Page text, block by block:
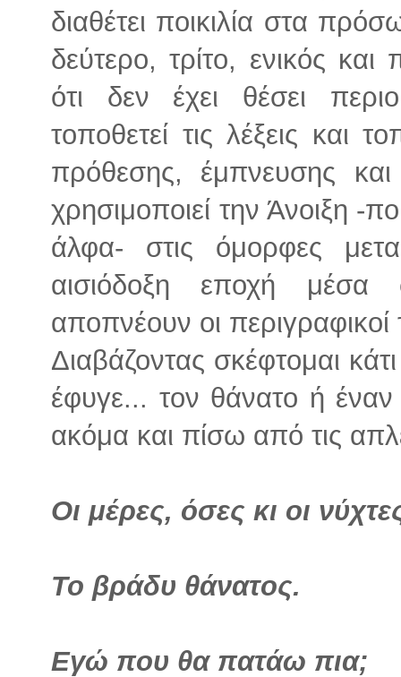
διαθέτει ποικιλία στα
δεύτερο, τρίτο, ενικός και
ότι δεν έχει θέσει
τοποθετεί τις λέξεις και
πρόθεσης, έμπνευσης
χρησιμοποιεί την Άνοιξη -
άλφα- στις όμορφες
αισιόδοξη εποχή μέσα
αποπνέουν οι περιγραφικοί
Διαβάζοντας σκέφτομαι
έφυγε... τον θάνατο ή
ακόμα και πίσω από τις
Οι μέρες, όσες κι οι
Το βράδυ θάνατος.
Εγώ που θα πατάω πια;